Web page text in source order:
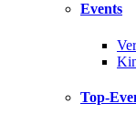
Events
Top-